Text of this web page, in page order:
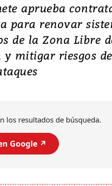
aprueba
para renovar
de la Zona Libre
y mitigar riesgos de
los resultados de búsqueda.
Google ↗️